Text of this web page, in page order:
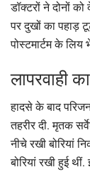
डॉक्टरों ने दोनों
पर दुखों का पहाड़
पोस्टमार्टम के लिय
लापरवाही
हादसे के बाद
तहरीर दी. मृतक
नीचे रखी बोरियां
बोरियां रखी हुई